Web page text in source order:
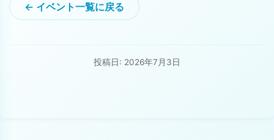
← イベント一覧に戻る
投稿日: 2026年7月3日